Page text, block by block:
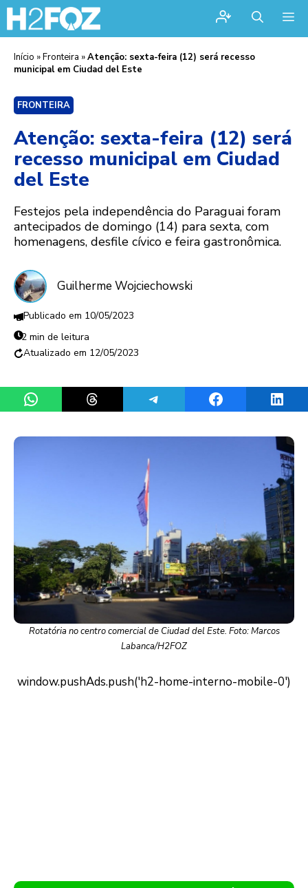
Início »Fronteira »Atenção: sexta-feira (12) será recesso
municipal em Ciudad del Este
FRONTEIRA
Atenção: sexta-feira (12) será
recesso municipal em Ciudad
del Este
Festejos pela independência do Paraguai foram
antecipados de domingo (14) para sexta, com
homenagens, desfile cívico e feira gastronômica.
Guilherme Wojciechowski
10/05/2023
2 min de leitura
12/05/2023
Share on WhatsAppShare on ThreadsShare on TelegramShare on Facebook
Rotatória no centro comercial de Ciudad del Este. Foto: Marcos
Labanca/H2FOZ